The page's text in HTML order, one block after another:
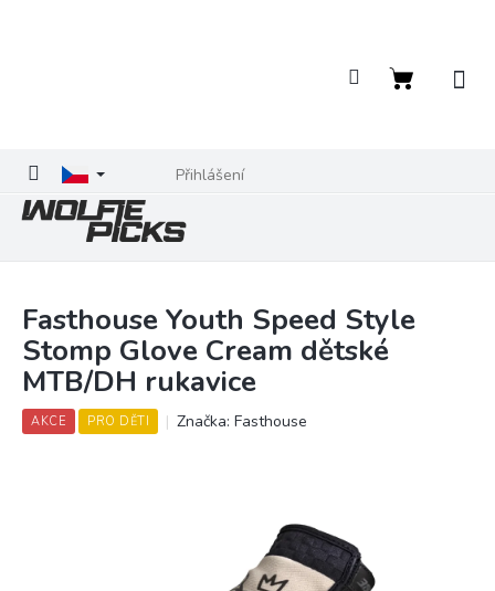
Přihlášení
Nákupní
Fasthouse Youth Speed Style
Stomp Glove Cream dětské
MTB/DH rukavice
AKCE PRO DĚTI Značka: Fasthouse